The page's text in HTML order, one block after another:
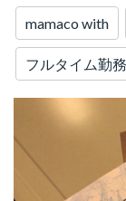
mamaco with
フルタイム勤務